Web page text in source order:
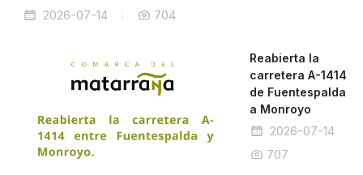
2026-07-14
704
Reabierta la
carretera A-1414
de Fuentespalda
a Monroyo
2026-07-14
707